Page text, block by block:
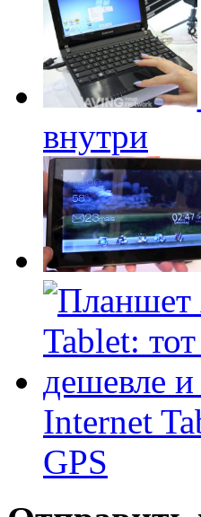
внутри
Internet
GPS